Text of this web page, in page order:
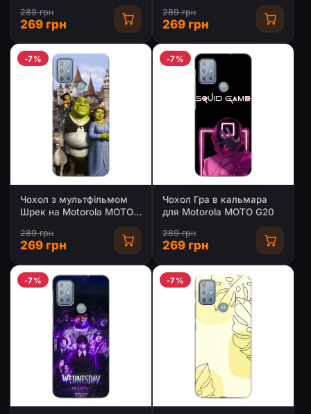
289 грн
269 грн
289 грн
269 грн
-7%
Чохол з мультфільмом
Шрек на Motorola MOTO
289 грн
269 грн
-7%
Чохол Гра в кальмара
для Motorola MOTO G20
289 грн
269 грн
-7% -7%